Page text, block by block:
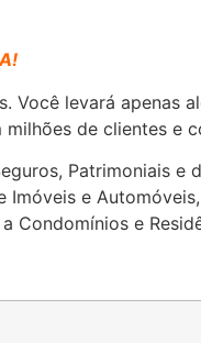
Você levará apenas
de clientes e
Patrimoniais e
e
e